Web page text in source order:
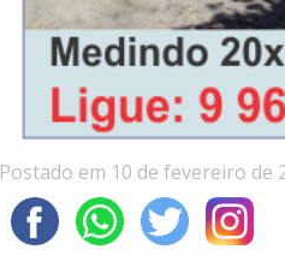
Postado em 10 de fevereiro de